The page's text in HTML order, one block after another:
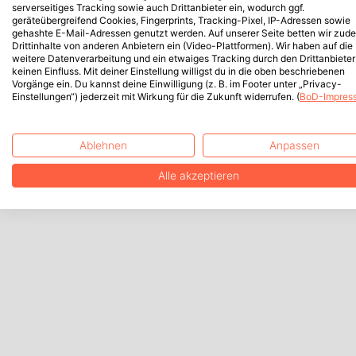
serverseitiges Tracking sowie auch Drittanbieter ein, wodurch ggf.
geräteübergreifend Cookies, Fingerprints, Tracking-Pixel, IP-Adressen sowie
gehashte E-Mail-Adressen genutzt werden. Auf unserer Seite betten wir
Drittinhalte von anderen Anbietern ein (Video-Plattformen). Wir haben auf die
weitere Datenverarbeitung und ein etwaiges Tracking durch den Drittanbieter
keinen Einfluss. Mit deiner Einstellung willigst du in die oben beschriebenen
Vorgänge ein. Du kannst deine Einwilligung (z. B. im Footer unter „Privacy-
Einstellungen“) jederzeit mit Wirkung für die Zukunft widerrufen. (BoD-
Ablehnen Anpassen
Alle akzeptieren